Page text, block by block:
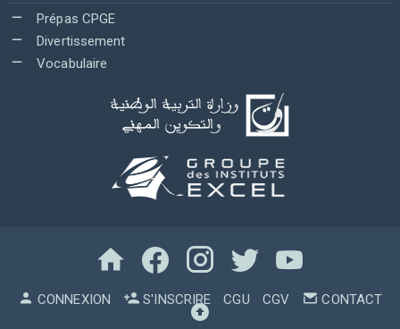
Prépas CPGE
Divertissement
Vocabulaire
CONNEXION S'INSCRIRE CGU CGV CONTACT